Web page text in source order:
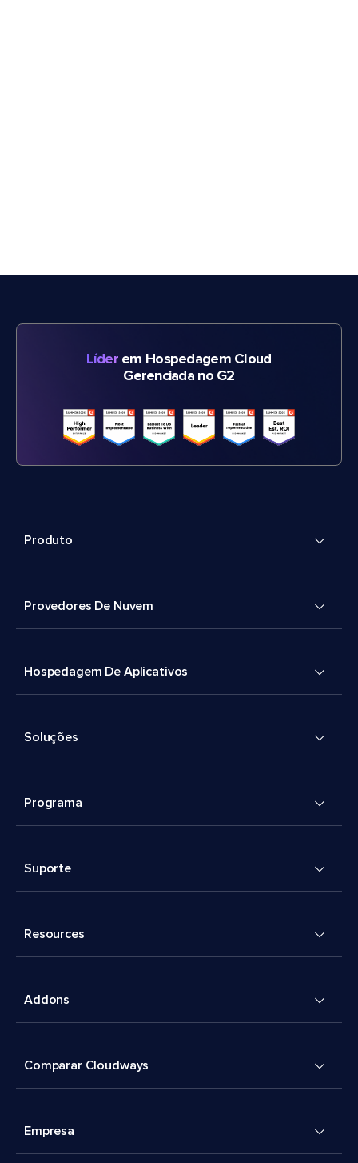
Líderem Hospedagem Cloud
Gerenciada no G2
Produto
Provedores De Nuvem
Hospedagem De Aplicativos
Soluções
Programa
Suporte
Resources
Addons
Comparar Cloudways
Empresa